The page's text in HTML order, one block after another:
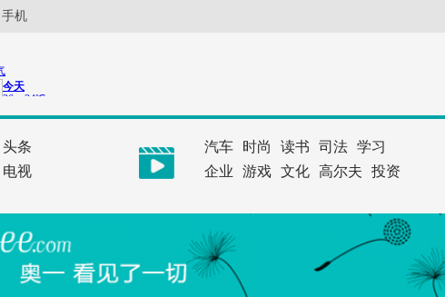
手机
头条
电视
汽车 时尚 读书 司法 学习
企业
游戏 文化 高尔夫 投资